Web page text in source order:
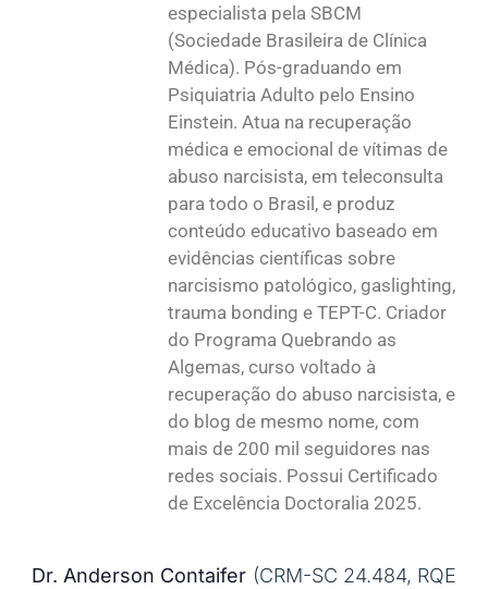
especialista pela SBCM
(Sociedade Brasileira de Clínica
Médica). Pós-graduando em
Psiquiatria Adulto pelo Ensino
Einstein. Atua na recuperação
médica e emocional de vítimas de
abuso narcisista, em teleconsulta
para todo o Brasil, e produz
conteúdo educativo baseado em
evidências científicas sobre
narcisismo patológico, gaslighting,
trauma bonding e TEPT-C. Criador
do Programa Quebrando as
Algemas, curso voltado à
recuperação do abuso narcisista, e
do blog de mesmo nome, com
mais de 200 mil seguidores nas
redes sociais. Possui Certificado
de Excelência Doctoralia 2025.
Dr. Anderson Contaifer (CRM-SC 24.484, RQE